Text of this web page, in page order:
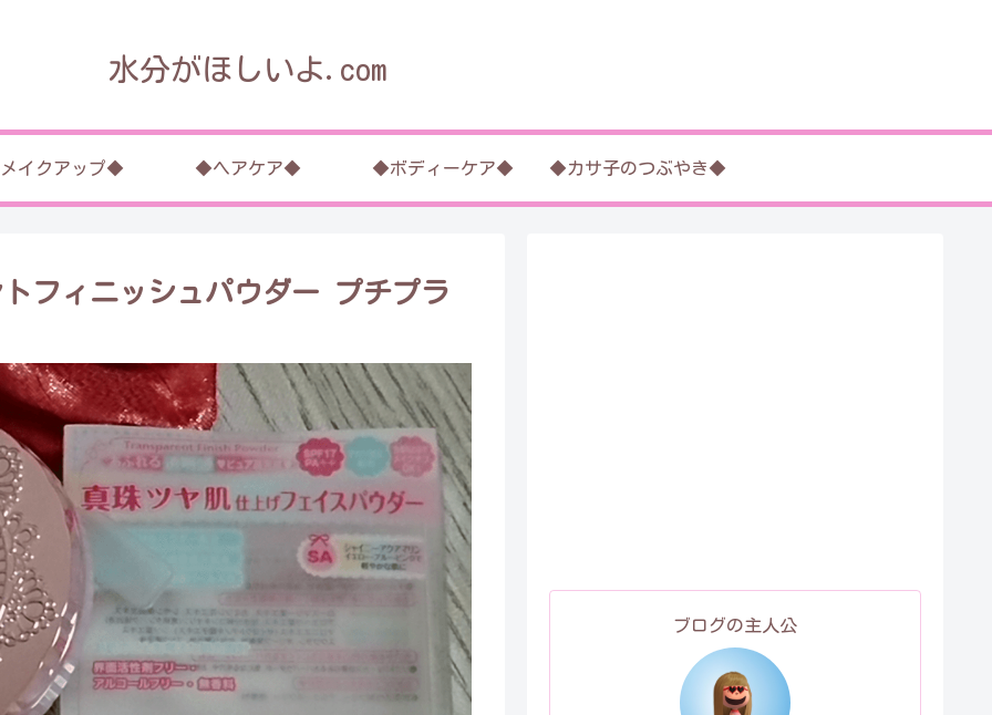
水分がほしいよ.com
イクアップ◆ ◆ヘアケア◆ ◆ボディーケア◆ ◆カサ子のつぶやき◆
フィニッシュパウダー プチプラ
ブログの主人公